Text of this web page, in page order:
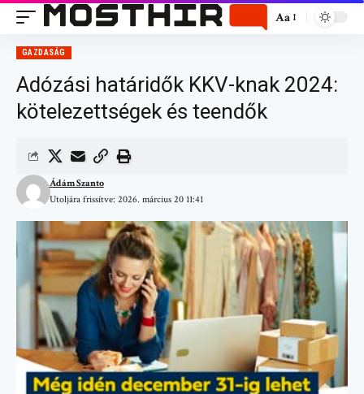
Aa
GAZDASÁG
Adózási határidők KKV-knak 2024:
kötelezettségek és teendők
Utoljára frissítve: 2026. március 20 11:41
Ádám Szanto